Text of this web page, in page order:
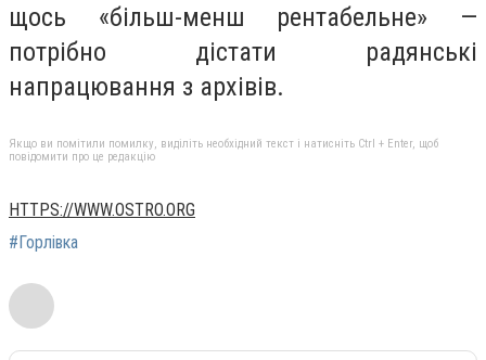
щось «більш-менш рентабельне» —
потрібно дістати радянські
напрацювання з архівів.
Якщо ви помітили помилку, виділіть необхідний текст і натисніть Ctrl + Enter, щоб
повідомити про це редакцію
HTTPS://WWW.OSTRO.ORG
#Горлівка